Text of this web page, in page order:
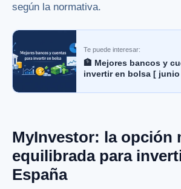
según la normativa.
Te puede interesar:
🏦 Mejores bancos y
invertir en bolsa [ junio
MyInvestor: la opción
equilibrada para
España